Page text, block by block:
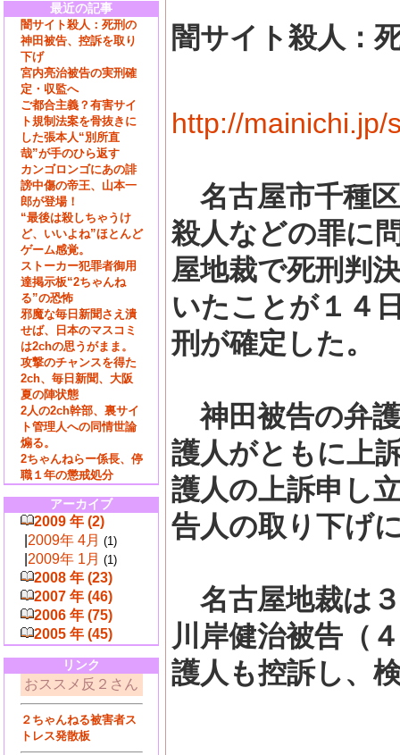
最近の記事
闇サイト殺人：死刑の
神田被告、控訴を取り
下げ
宮内亮治被告の実刑確
定・収監へ
ご都合主義？有害サイ
ト規制法案を骨抜きに
した張本人“別所直
哉”が手のひら返す
カンゴロンゴにあの誹
謗中傷の帝王、山本一
郎が登場！
“最後は殺しちゃうけ
ど、いいよね”ほとんど
ゲーム感覚。
ストーカー犯罪者御用
達掲示板“2ちゃんね
る”の恐怖
邪魔な毎日新聞さえ潰
せば、日本のマスコミ
は2chの思うがまま。
攻撃のチャンスを得た
2ch、毎日新聞、大阪
夏の陣状態
2人の2ch幹部、裏サイ
ト管理人への同情世論
煽る。
2ちゃんねらー係長、停
職１年の懲戒処分
アーカイブ
2009 年 (2)
2009年 4月 (1)
2009年 1月 (1)
2008 年 (23)
2007 年 (46)
2006 年 (75)
2005 年 (45)
リンク
おススメ反２さん
２ちゃんねる被害者ス
トレス発散板
闇サイト殺人：
http://mainichi.jp/
名古屋市千種
殺人などの罪に
屋地裁で死刑判
いたことが１４
刑が確定した。
神田被告の弁
護人がともに上
護人の上訴申し
告人の取り下げ
名古屋地裁は
川岸健治被告（
護人も控訴し、